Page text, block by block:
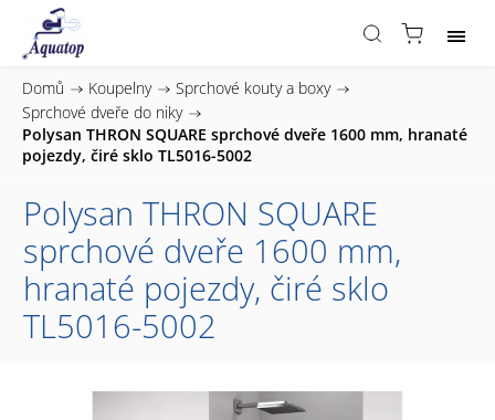
Domů / Koupelny / Sprchové kouty a boxy /
Sprchové dveře do niky /
Polysan THRON SQUARE sprchové dveře 1600 mm, hranaté
pojezdy, čiré sklo TL5016-5002
Polysan THRON SQUARE
sprchové dveře 1600 mm,
hranaté pojezdy, čiré sklo
TL5016-5002